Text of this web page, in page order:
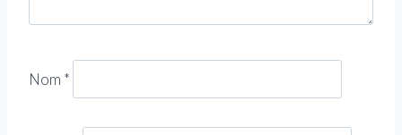
Nom *